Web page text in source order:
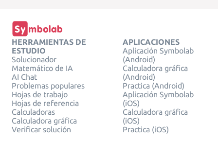
HERRAMIENTAS DE
ESTUDIO
Solucionador
Matemático de IA
AI Chat
Problemas populares
Hojas de trabajo
Hojas de referencia
Calculadoras
Calculadora gráfica
Verificar solución
APLICACIONES
Aplicación Symbolab
(Android)
Calculadora gráfica
(Android)
Practica (Android)
Aplicación Symbolab
(iOS)
Calculadora gráfica
(iOS)
Practica (iOS)